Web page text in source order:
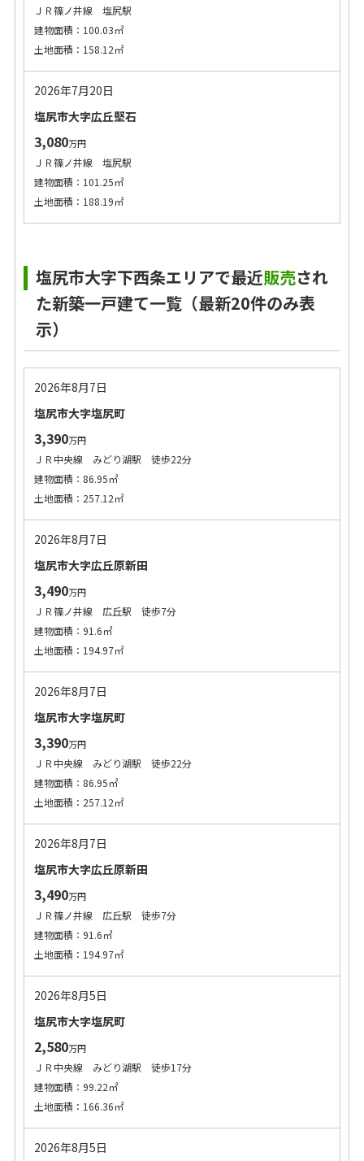
ＪＲ篠ノ井線 塩尻駅
建物面積：100.03㎡
土地面積：158.12㎡
2026年7月20日
塩尻市大字広丘堅石
3,080万円
ＪＲ篠ノ井線 塩尻駅
建物面積：101.25㎡
土地面積：188.19㎡
塩尻市大字下西条エリアで最近販売され
た新築一戸建て一覧（最新20件のみ表
示）
2026年8月7日
塩尻市大字塩尻町
3,390万円
ＪＲ中央線 みどり湖駅 徒歩22分
建物面積：86.95㎡
土地面積：257.12㎡
2026年8月7日
塩尻市大字広丘原新田
3,490万円
ＪＲ篠ノ井線 広丘駅 徒歩7分
建物面積：91.6㎡
土地面積：194.97㎡
2026年8月7日
塩尻市大字塩尻町
3,390万円
ＪＲ中央線 みどり湖駅 徒歩22分
建物面積：86.95㎡
土地面積：257.12㎡
2026年8月7日
塩尻市大字広丘原新田
3,490万円
ＪＲ篠ノ井線 広丘駅 徒歩7分
建物面積：91.6㎡
土地面積：194.97㎡
2026年8月5日
塩尻市大字塩尻町
2,580万円
ＪＲ中央線 みどり湖駅 徒歩17分
建物面積：99.22㎡
土地面積：166.36㎡
2026年8月5日